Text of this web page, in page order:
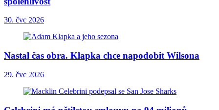
30. čvc 2026
Nastal čas obra. Klapka chce napodobit Wilsona
29. čvc 2026